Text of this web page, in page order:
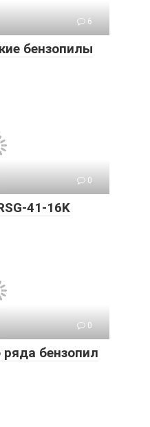
6
бензопилы
0
41-16K
0
бензопил